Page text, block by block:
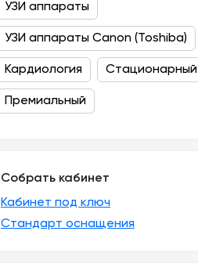
УЗИ аппараты
УЗИ аппараты Canon (Toshiba)
Кардиология Стационарный
Премиальный
Собрать кабинет
Кабинет под ключ
Стандарт оснащения